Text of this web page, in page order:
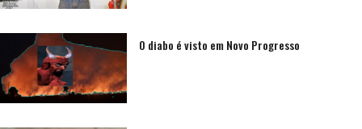
O diabo é visto em Novo Progresso